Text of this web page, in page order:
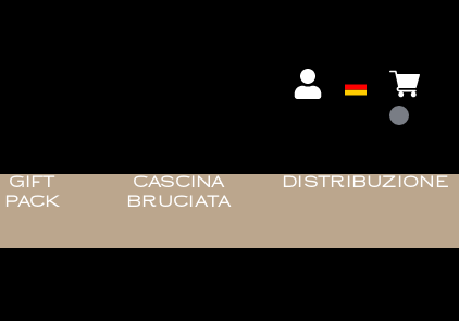
GIFT
PACK
CASCINA
BRUCIATA
DISTRIBUZIONE